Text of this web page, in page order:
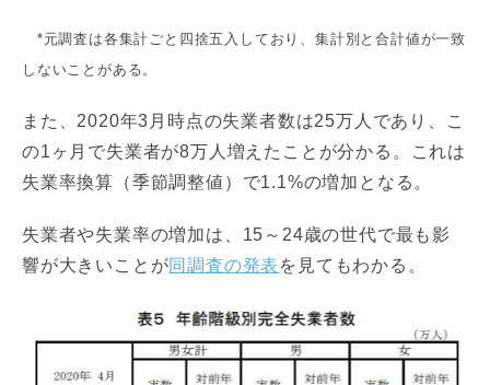
*元調査は各集計ごと四捨五入しており、集計別と合計値が一致
しないことがある。
また、2020年3月時点の失業者数は25万人であり、こ
の1ヶ月で失業者が8万人増えたことが分かる。これは
失業率換算（季節調整値）で1.1%の増加となる。
失業者や失業率の増加は、15～24歳の世代で最も影
響が大きいことが同調査の発表 を見てもわかる。